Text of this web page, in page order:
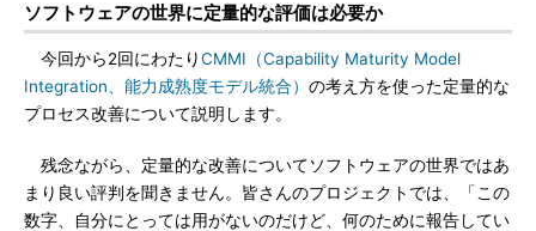
ソフトウェアの世界に定量的な評価は必要か
今回から2回にわたりCMMI（Capability Maturity Model
Integration、能力成熟度モデル統合） の考え方を使った定量的な
プロセス改善について説明します。
残念ながら、定量的な改善についてソフトウェアの世界ではあ
まり良い評判を聞きません。皆さんのプロジェクトでは、「この
数字、自分にとっては用がないのだけど、何のために報告してい